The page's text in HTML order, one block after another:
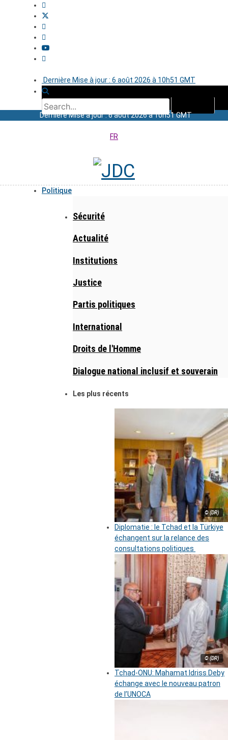
Dernière Mise à jour : 6 août 2026 à 10h51 GMT
Dernière Mise à jour : 6 août 2026 à 10h51 GMT
FR
Politique
Sécurité
Actualité
Institutions
Justice
Partis politiques
International
Droits de l'Homme
Dialogue national inclusif et souverain
Les plus récents
© (DR)
Diplomatie : le Tchad et la Türkiye
échangent sur la relance des
consultations politiques
© (DR)
Tchad-ONU: Mahamat Idriss Deby
échange avec le nouveau patron
de l’UNOCA